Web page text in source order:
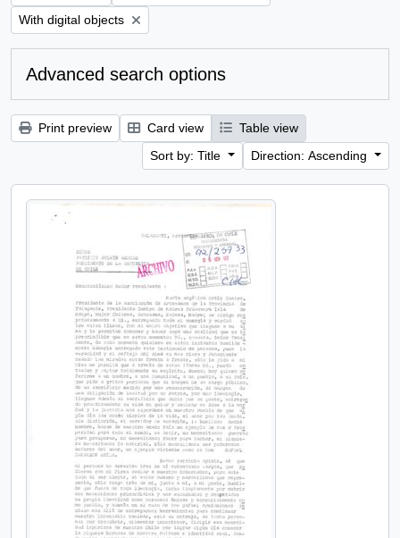
Remove filter:
With digital objects
Advanced search options
Print preview Card view
Table view
Sort by: Title
Direction: Ascending